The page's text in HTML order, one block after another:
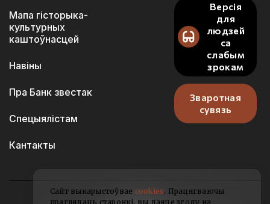
Мапа гісторыка-
культурных
каштоўнасцей
Навіны
Пра Банк звестак
Спецыялістам
Кантакты
Версія
для
людзей
са
слабым
зрокам
Зваротная
сувязь
Сайт выкарыстоўвае cookies. Працягваючы
праглядаць старонкі, вы даяце згоду на